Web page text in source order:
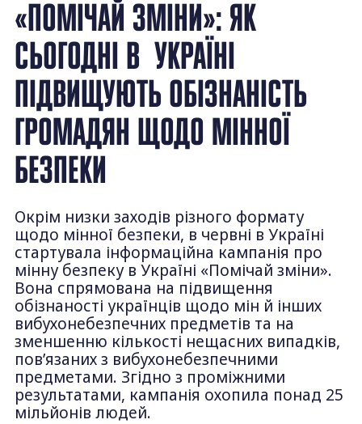
«ПОМІЧАЙ ЗМІНИ»: ЯК
СЬОГОДНІ В УКРАЇНІ
ПІДВИЩУЮТЬ ОБІЗНАНІСТЬ
ГРОМАДЯН ЩОДО МІННОЇ
БЕЗПЕКИ
Окрім низки заходів різного формату
щодо мінної безпеки, в червні в Україні
стартувала інформаційна кампанія про
мінну безпеку в Україні «Помічай зміни».
Вона спрямована на підвищення
обізнаності українців щодо мін й інших
вибухонебезпечних предметів та на
зменшенню кількості нещасних випадків,
пов’язаних з вибухонебезпечними
предметами. Згідно з проміжними
результатами, кампанія охопила понад 25
мільйонів людей.